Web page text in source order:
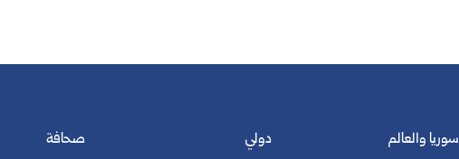
سوريا والعالم
دولي
صحافة